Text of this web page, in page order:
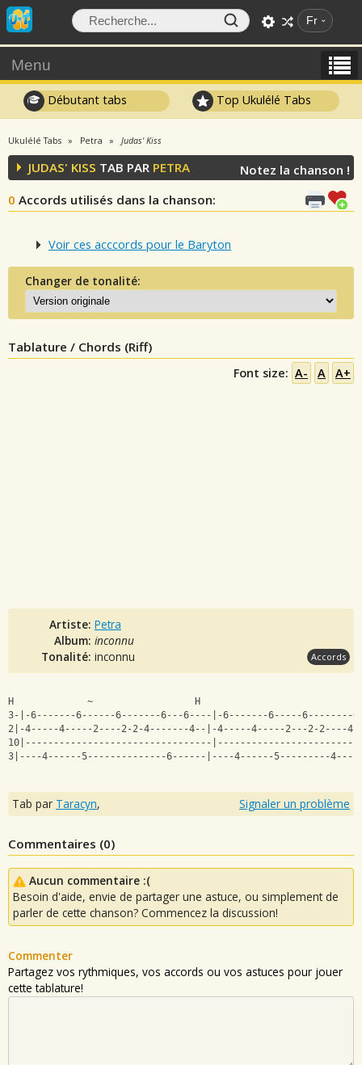
Fr
Menu
Débutant tabs Top Ukulélé Tabs
Ukulélé Tabs Petra Judas' Kiss
JUDAS' KISS TAB PAR PETRA
0 Accords utilisés dans la chanson:
Notez la chanson !
Voir ces acccords pour le Baryton
Changer de tonalité:
Tablature / Chords (Riff)
Font size: A- A A+
Artiste: Petra
Album: inconnu
Tonalité: inconnu Accords
H             ~                  H
3-|-6-------6------6-------6---6----|-6-------6-----6--------
2|-4-----4-----2----2-2-4-------4--|-4-----4-----2---2-2----
10|---------------------------------
3|----4------5--------------6------|----4------5---------4----
Tab par Taracyn, Signaler un problème
Commentaires (0)
Aucun commentaire :(
Besoin d'aide, envie de partager une astuce, ou simplement de
parler de cette chanson? Commencez la discussion!
Commenter
Partagez vos rythmiques, vos accords ou vos astuces pour jouer
cette tablature!